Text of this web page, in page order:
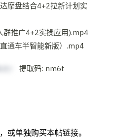
摩盘结合4+2拉新计划实
推广4+2实操应用).mp4
通车半智能新版）.mp4
提取码: nm6t
或单独购买本帖链接。